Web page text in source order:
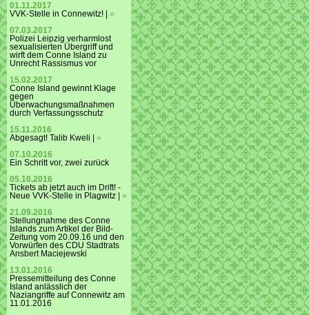
01.11.2017
VVK-Stelle in Connewitz! | »
07.03.2017
Polizei Leipzig verharmlost
sexualisierten Übergriff und
wirft dem Conne Island zu
Unrecht Rassismus vor
15.02.2017
Conne Island gewinnt Klage
gegen
Überwachungsmaßnahmen
durch Verfassungsschutz
15.11.2016
Abgesagt! Talib Kweli | »
07.10.2016
Ein Schritt vor, zwei zurück
05.10.2016
Tickets ab jetzt auch im Drift! -
Neue VVK-Stelle in Plagwitz | »
21.09.2016
Stellungnahme des Conne
Islands zum Artikel der Bild-
Zeitung vom 20.09.16 und den
Vorwürfen des CDU Stadtrats
Ansbert Maciejewski
13.01.2016
Pressemitteilung des Conne
Island anlässlich der
Naziangriffe auf Connewitz am
11.01.2016